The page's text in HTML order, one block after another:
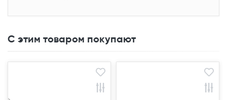
С этим товаром покупают